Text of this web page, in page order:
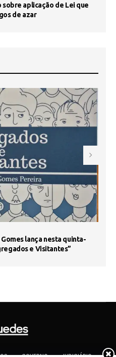
aplicação de Lei que
de azar
lança nesta quinta-
e Visitantes”